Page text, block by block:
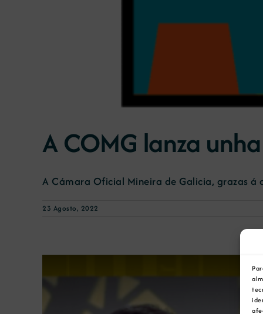
A COMG lanza
A Cámara Oficial Mineira de Galicia, grazas á
23 Agosto, 2022